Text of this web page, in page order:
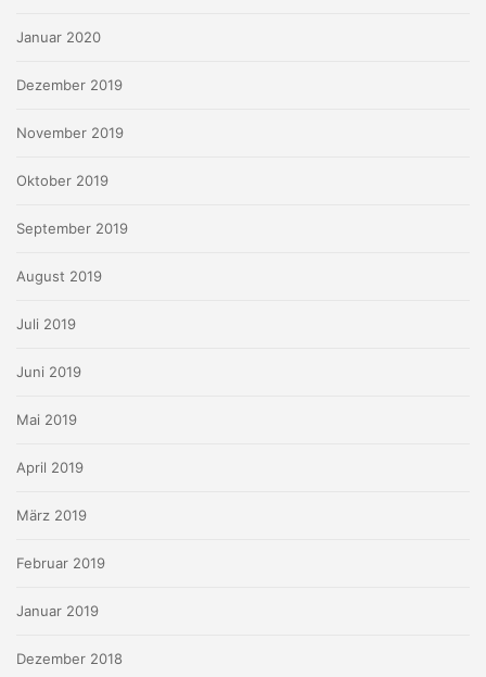
Januar 2020
Dezember 2019
November 2019
Oktober 2019
September 2019
August 2019
Juli 2019
Juni 2019
Mai 2019
April 2019
März 2019
Februar 2019
Januar 2019
Dezember 2018